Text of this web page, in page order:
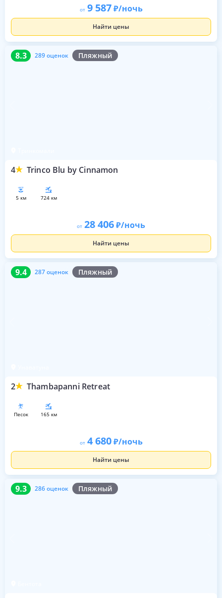
от 9 587 /ночь
Найти цены
8.3 289 оценок Пляжный
4 Trinco Blu by Cinnamon
8.3 289 оценок
5 км 724 км
от 28 406 /ночь
Найти цены
9.4 287 оценок Пляжный
2 Thambapanni Retreat
9.4 287 оценок
песок 165 км
от 4 680 /ночь
Найти цены
9.3 286 оценок Пляжный
9.3 286 оценок